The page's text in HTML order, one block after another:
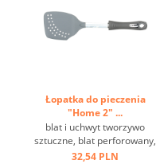
Łopatka do pieczenia
"Home 2" ...
blat i uchwyt tworzywo
sztuczne, blat perforowany,
metalowe oczko do
32,54 PLN